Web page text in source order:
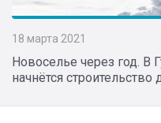
18 марта 2021
Новоселье через год. В
начнётся